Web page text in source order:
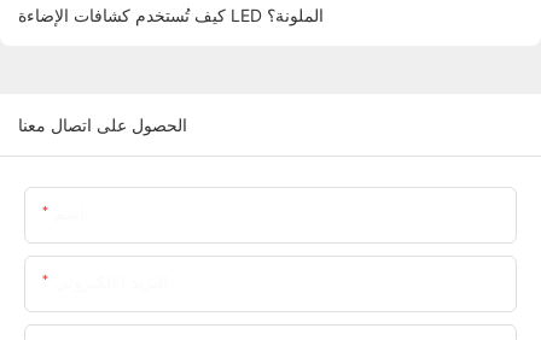
كيف تُستخدم كشافات الإضاءة LED الملونة؟
الحصول على اتصال معنا